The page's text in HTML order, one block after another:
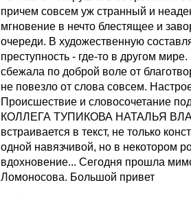
причем совсем уж странный и
мгновение в нечто блестящее и
очереди. В художественную
преступность - где-то в другом
сбежала по доброй воле от
не повезло от слова совсем.
Происшествие и словосочетание
КОЛЛЕГА ТУПИКОВА НАТАЛЬЯ
встраивается в текст, не только
одной навязчивой, но в некотором
вдохновение... Сегодня прошла
Ломоносова. Большой привет